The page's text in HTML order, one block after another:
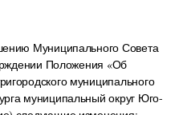
Муниципального Совета
Положения «Об
муниципального
муниципальный округ Юго-